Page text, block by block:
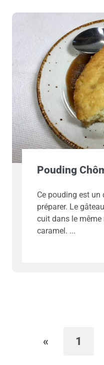
Pouding
Ce pouding est un
préparer. Le
cuit dans le
caramel.
« 1